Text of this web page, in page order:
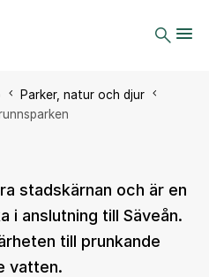
Parker, natur och djur
stadskärnan och är en
i anslutning till Säveån.
till prunkande
vatten.